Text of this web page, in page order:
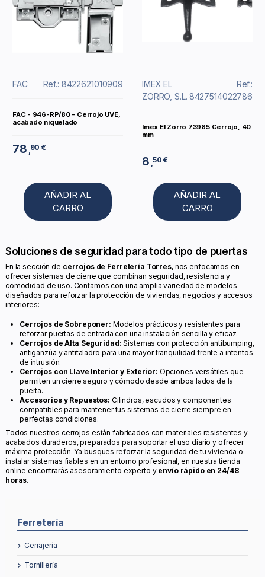
FAC Ref.: 8422621010909
FAC - 946-RP/80 - Cerrojo UVE,
acabado niquelado
78 90 €
AÑADIR AL
CARRO
IMEX EL
ZORRO, S.L.
Ref.:
8427514022786
Imex El Zorro 73985 Cerrojo, 40
mm
8 ,50 €
AÑADIR AL
CARRO
Soluciones de seguridad para todo tipo de puertas
En la sección de cerrojos de Ferretería Torres, nos enfocamos en
ofrecer sistemas de cierre que combinan seguridad, resistencia y
comodidad de uso. Contamos con una amplia variedad de modelos
diseñados para reforzar la protección de viviendas, negocios y accesos
interiores:
Cerrojos de Sobreponer: Modelos prácticos y resistentes para
reforzar puertas de entrada con una instalación sencilla y eficaz.
Cerrojos de Alta Seguridad: Sistemas con protección antibumping,
antiganzúa y antitaladro para una mayor tranquilidad frente a intentos
de intrusión.
Cerrojos con Llave Interior y Exterior: Opciones versátiles que
permiten un cierre seguro y cómodo desde ambos lados de la
puerta.
Accesorios y Repuestos: Cilindros, escudos y componentes
compatibles para mantener tus sistemas de cierre siempre en
perfectas condiciones.
Todos nuestros cerrojos están fabricados con materiales resistentes y
acabados duraderos, preparados para soportar el uso diario y ofrecer
máxima protección. Ya busques reforzar la seguridad de tu vivienda o
instalar sistemas fiables en un entorno profesional, en nuestra tienda
online encontrarás asesoramiento experto y envío rápido en 24/48
horas.
Ferretería
cerrajería
tornillería